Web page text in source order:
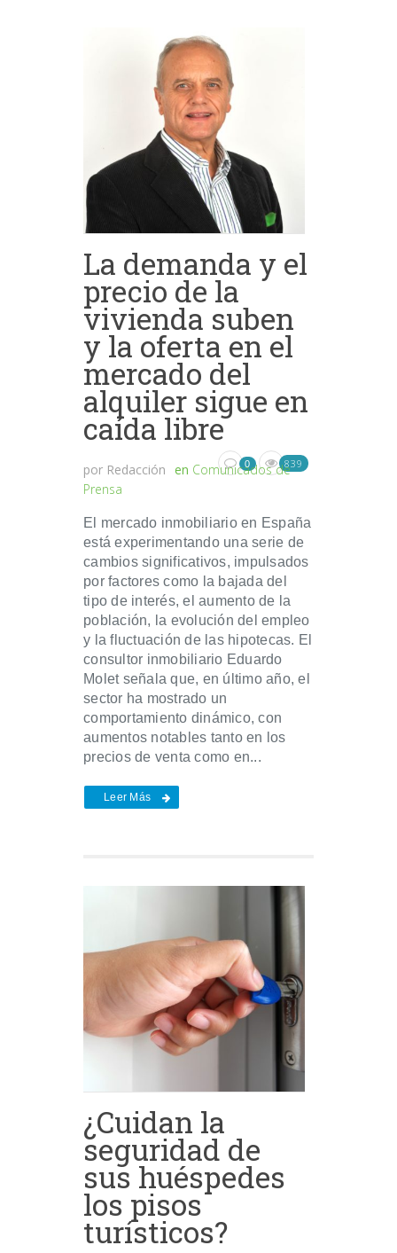
La demanda y el
precio de la
vivienda suben
y la oferta en el
mercado del
alquiler sigue en
caída libre
por Redacción en Comunicados de
Prensa
0 839
El mercado inmobiliario en España
está experimentando una serie de
cambios significativos, impulsados
por factores como la bajada del
tipo de interés, el aumento de la
población, la evolución del empleo
y la fluctuación de las hipotecas. El
consultor inmobiliario Eduardo
Molet señala que, en último año, el
sector ha mostrado un
comportamiento dinámico, con
aumentos notables tanto en los
precios de venta como en...
Leer Más
¿Cuidan la
seguridad de
sus huéspedes
los pisos
turísticos?